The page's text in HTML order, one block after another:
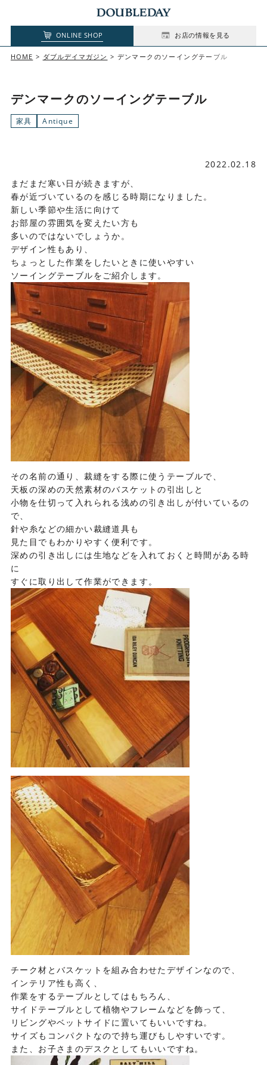
ONLINE SHOP お店の情報を見る
HOME ダブルデイマガジン デンマークのソーイングテーブル
デンマークのソーイングテーブル
家具 Antique
2022.02.18
まだまだ寒い日が続きますが、
春が近づいているのを感じる時期になりました。
新しい季節や生活に向けて
お部屋の雰囲気を変えたい方も
多いのではないでしょうか。
デザイン性もあり、
ちょっとした作業をしたいときに使いやすい
ソーイングテーブルをご紹介します。
その名前の通り、裁縫をする際に使うテーブルで、
天板の深めの天然素材のバスケットの引出しと
小物を仕切って入れられる浅めの引き出しが付いているの
で、
針や糸などの細かい裁縫道具も
見た目でもわかりやすく便利です。
深めの引き出しには生地などを入れておくと時間がある時
に
すぐに取り出して作業ができます。
チーク材とバスケットを組み合わせたデザインなので、
インテリア性も高く、
作業をするテーブルとしてはもちろん、
サイドテーブルとして植物やフレームなどを飾って、
リビングやベットサイドに置いてもいいですね。
サイズもコンパクトなので持ち運びもしやすいです。
また、お子さまのデスクとしてもいいですね。